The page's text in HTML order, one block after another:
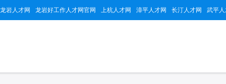
龙岩人才网 龙岩好工作人才网官网 上杭人才网 漳平人才网 长汀人才网 武平